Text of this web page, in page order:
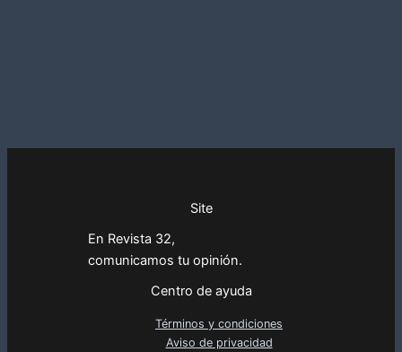
Site
En Revista 32,
comunicamos tu opinión.
Centro de ayuda
Términos y condiciones
Aviso de privacidad